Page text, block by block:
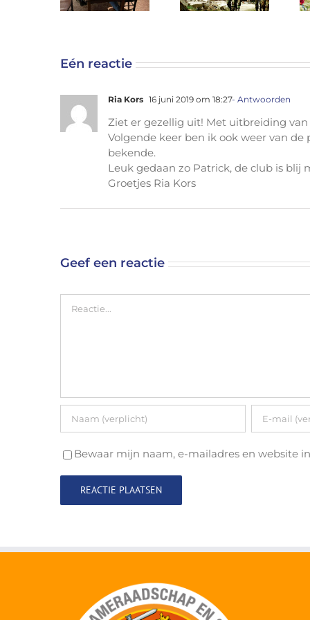
en
Haarlem
Eén reactie
Ria Kors 16 juni 2019 om 18:27- Antwoorden
Ziet er gezellig uit! Met uitbreiding
Volgende keer ben ik ook weer van de
bekende.
Leuk gedaan zo Patrick, de club is blij
Groetjes Ria Kors
Geef een reactie
Bewaar mijn naam, e-mailadres en website